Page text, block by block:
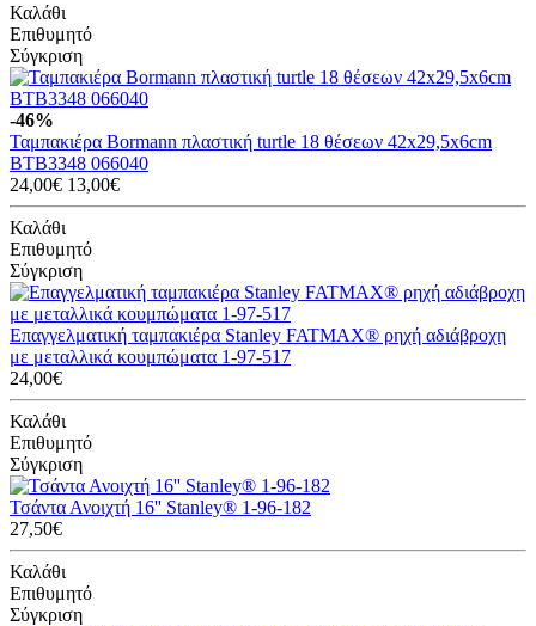
Καλάθι
Επιθυμητό
Σύγκριση
-46%
Ταμπακιέρα Bormann πλαστική turtle 18 θέσεων 42x29,5x6cm
BTB3348 066040
24,00€ 13,00€
Καλάθι
Επιθυμητό
Σύγκριση
Επαγγελματική ταμπακιέρα Stanley FATMAX® ρηχή αδιάβροχη
με μεταλλικά κουμπώματα 1-97-517
24,00€
Καλάθι
Επιθυμητό
Σύγκριση
Τσάντα Ανοιχτή 16'' Stanley® 1-96-182
27,50€
Καλάθι
Επιθυμητό
Σύγκριση